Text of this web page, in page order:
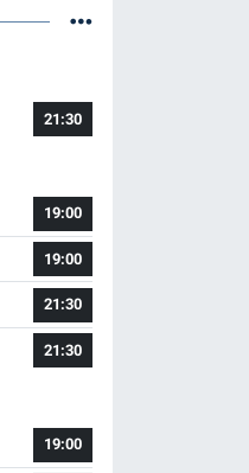
21:30
19:00
19:00
21:30
21:30
19:00